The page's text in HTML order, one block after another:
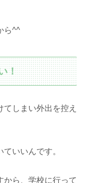
ら^^
！
しまい外出を控え
いいんです。
から、学校に行って